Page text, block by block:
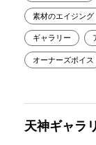
素材のエイジン
ギャラリー
オーナーズボイス
天神ギャラ